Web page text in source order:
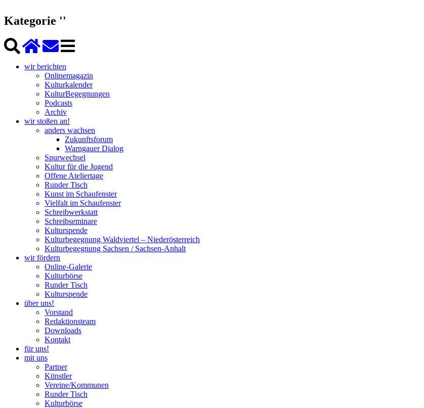
Kategorie ''
wir berichten
Onlinemagazin
Kulturkalender
KulturBegegnungen
Podcasts
Archiv
wir stoßen an!
anders wachsen
Zukunftsforum
Warngauer Dialog
Spurwechsel
Kultur für die Jugend
Offene Ateliertage
Runder Tisch
Kunst im Schaufenster
Vielfalt im Schaufenster
Schreibwerkstatt
Schreibseminare
Kulturspende
Kulturbegegnung Waldviertel – Niederösterreich
Kulturbegegnung Sachsen / Sachsen-Anhalt
wir fördern
Online-Galerie
Kulturbörse
Runder Tisch
Kulturspende
über uns!
Vorstand
Redaktionsteam
Downloads
Kontakt
für uns!
mit uns
Partner
Künstler
Vereine/Kommunen
Runder Tisch
Kulturbörse